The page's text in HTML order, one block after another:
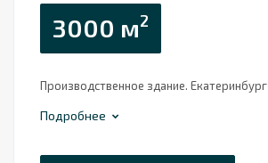
3000 м2
Производственное здание. Екатеринбург
Подробнее